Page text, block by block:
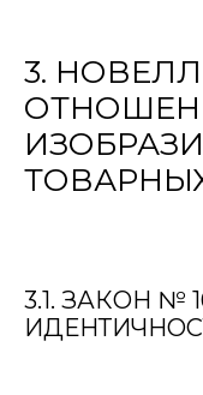
3.
3.1. ЗАКОН №